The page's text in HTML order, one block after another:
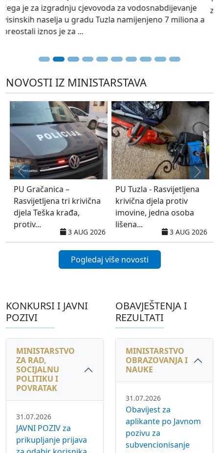
zajednici Grada Lukavac na ime...
NOVOSTI IZ MINISTARSTAVA
Gračanica –
tri krivična
Teška krađa,
3 AUG 2026
PU Tuzla - Rasvijetljena
krivična djela protiv
imovine, jedna osoba
lišena...
3 AUG 2026
MINISTARSTVO
ZA RAD,
SOCIJALNU
POLITIKU I
POVRATAK
prikupljanje prijava
za odabir korisnika
grant sredstava
MINISTARSTVO
OBRAZOVANJA I
NAUKE
aplikante po Javnom
pozivu za
subvencionisanje
boravka djece u
predškolskim